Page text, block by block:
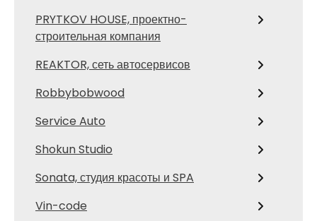
PRYTKOV HOUSE, проектно-
строительная компания
REAKTOR, сеть автосервисов
Robbybobwood
Service Auto
Shokun Studio
Sonata, студия красоты и SPA
Vin-code